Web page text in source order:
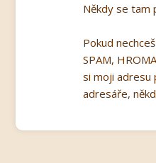
Někdy se tam
Pokud
SPAM,
si moji adresu
adresáře,